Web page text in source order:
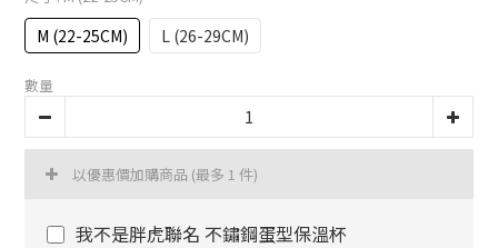
M (22-25CM) L (26-29CM)
數量
以優惠價加購商品 (最多 1 件)
我不是胖虎聯名 不鏽鋼蛋型保溫杯